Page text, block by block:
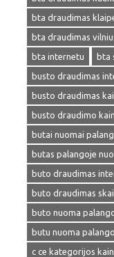
bta draudimas
bta draudimas
bta internetu
bta
busto draudimas
busto draudimas
busto draudimo
butai nuomai
butas palangoje
buto draudimas
buto draudimas
buto nuoma
butu nuoma
c ce kategorijos